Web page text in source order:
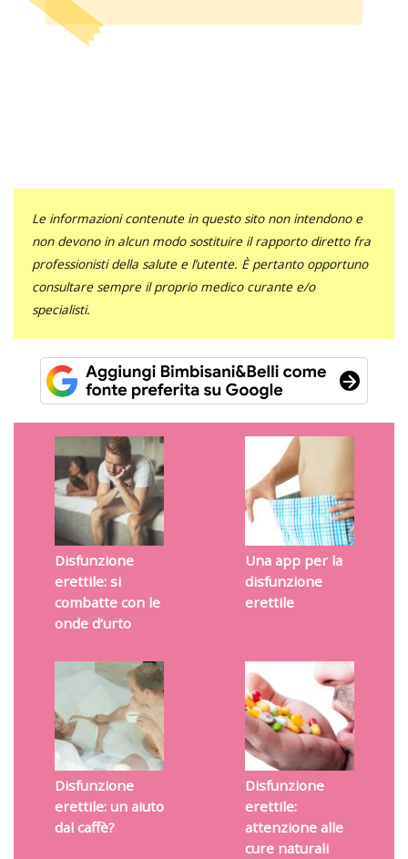
Le informazioni contenute in questo sito non intendono e
non devono in alcun modo sostituire il rapporto diretto fra
professionisti della salute e l’utente. È pertanto opportuno
consultare sempre il proprio medico curante e/o
specialisti.
Disfunzione
erettile: si
combatte con le
onde d’urto
Una app per la
disfunzione
erettile
Disfunzione
erettile: un aiuto
dal caffè?
Disfunzione
erettile:
attenzione alle
cure naturali